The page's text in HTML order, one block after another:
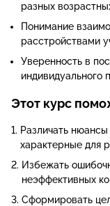
разных
Понимание
расстройствами
Уверенность в
индивидуального
Этот курс
Различать
характерные для
Избежать
неэффективных
Сформировать